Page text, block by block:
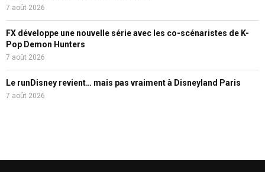
7 août 2026
FX développe une nouvelle série avec les co-scénaristes de K-
Pop Demon Hunters
7 août 2026
Le runDisney revient… mais pas vraiment à Disneyland Paris
7 août 2026